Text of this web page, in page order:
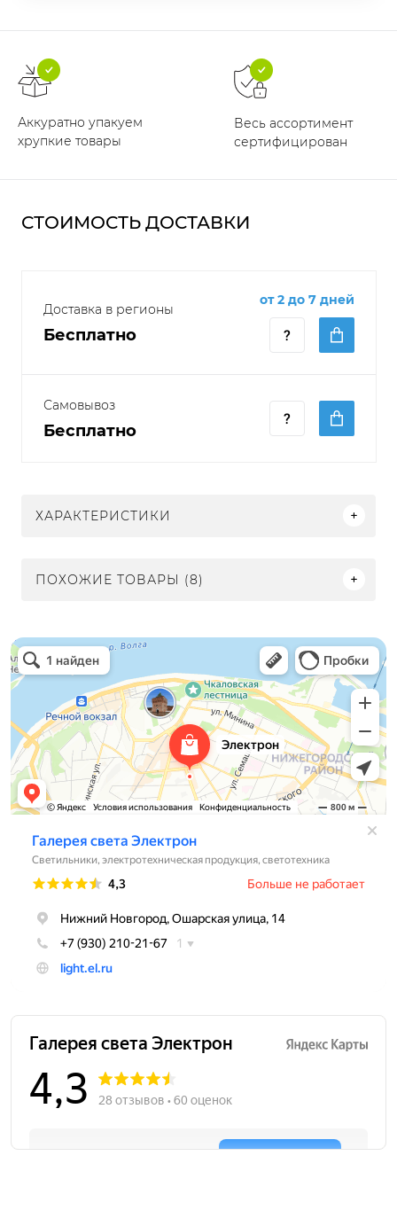
Аккуратно упакуем
хрупкие товары
Весь ассортимент
сертифицирован
СТОИМОСТЬ ДОСТАВКИ
Доставка в регионы
Бесплатно
от 2 до 7 дней
Самовывоз
Бесплатно
ХАРАКТЕРИСТИКИ
ПОХОЖИЕ ТОВАРЫ (8)
Электрон
Светильники в Нижнем Новгороде
Электротехническая продукция в Нижнем Новгороде